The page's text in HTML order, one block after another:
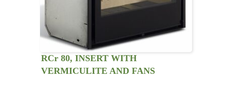
RCr 80, INSERT WITH
VERMICULITE AND FANS